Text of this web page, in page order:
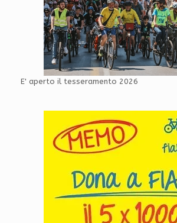
E' aperto il tesseramento 2026